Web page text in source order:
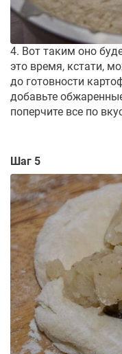
4. Вот таким оно
это время, кстати,
до готовности
добавьте
поперчите все по
Шаг 5